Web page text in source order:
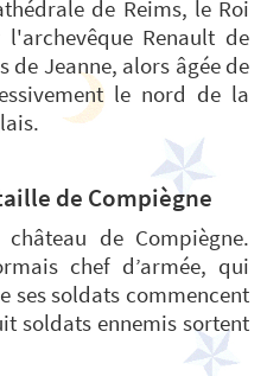
de Reims, le Roi
Renault de
de Jeanne, alors âgée de
le nord de la
de Compiègne
de Compiègne.
chef d’armée, qui
ses soldats commencent
soldats ennemis sortent